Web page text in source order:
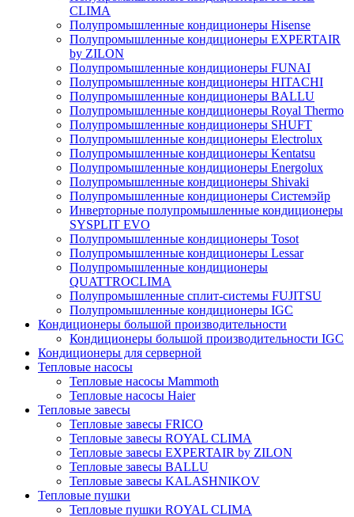
CLIMA
Полупромышленные кондиционеры Hisense
Полупромышленные кондиционеры EXPERTAIR
by ZILON
Полупромышленные кондиционеры FUNAI
Полупромышленные кондиционеры HITACHI
Полупромышленные кондиционеры BALLU
Полупромышленные кондиционеры Royal Thermo
Полупромышленные кондиционеры SHUFT
Полупромышленные кондиционеры Electrolux
Полупромышленные кондиционеры Kentatsu
Полупромышленные кондиционеры Energolux
Полупромышленные кондиционеры Shivaki
Полупромышленные кондиционеры Системэйр
Инверторные полупромышленные кондиционеры
SYSPLIT EVO
Полупромышленные кондиционеры Tosot
Полупромышленные кондиционеры Lessar
Полупромышленные кондиционеры
QUATTROCLIMA
Полупромышленные сплит-системы FUJITSU
Полупромышленные кондиционеры IGC
Кондиционеры большой производительности
Кондиционеры большой производительности IGC
Кондиционеры для серверной
Тепловые насосы
Тепловые насосы Mammoth
Тепловые насосы Haier
Тепловые завесы
Тепловые завесы FRICO
Тепловые завесы ROYAL CLIMA
Тепловые завесы EXPERTAIR by ZILON
Тепловые завесы BALLU
Тепловые завесы KALASHNIKOV
Тепловые пушки
Тепловые пушки ROYAL CLIMA